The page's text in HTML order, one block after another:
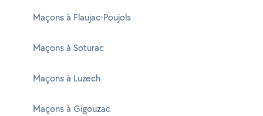
Maçons à Flaujac-Poujols
Maçons à Soturac
Maçons à Luzech
Maçons à Gigouzac